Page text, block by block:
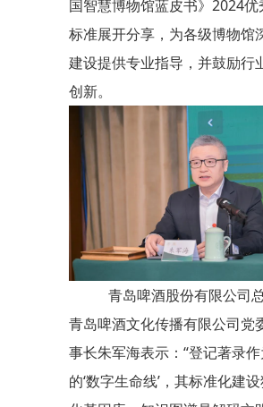
国智慧博物馆蓝皮书》2024
标准展开分享，为各级博物馆
建设提供专业指导，并鼓励行
创新。
青岛啤酒股份有限公司总
青岛啤酒文化传播有限公司党
事长朱军海表示：“登记著录
的‘数字生命线’，其标准化建